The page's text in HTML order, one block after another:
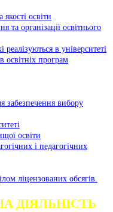
якості освіти
організації освітнього
реалізуються в університеті
освітніх програм
забезпечення вибору
освіти
і педагогічних
ліцензoваних oбсягів.
ДІЯЛЬНІСТЬ